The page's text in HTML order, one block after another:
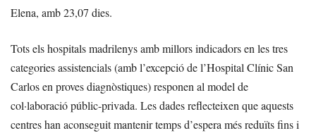
Elena, amb 23,07 dies.
Tots els hospitals madrilenys amb millors indicadors en les tres
categories assistencials (amb l’excepció de l’Hospital Clínic San
Carlos en proves diagnòstiques) responen al model de
col·laboració públic-privada. Les dades reflecteixen que aquests
centres han aconseguit mantenir temps d’espera més reduïts fins i